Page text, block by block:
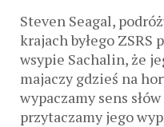
Steven Seagal,
krajach byłego ZSRS
wsypie Sachalin, że
majaczy gdzieś na
wypaczamy sens
przytaczamy jego